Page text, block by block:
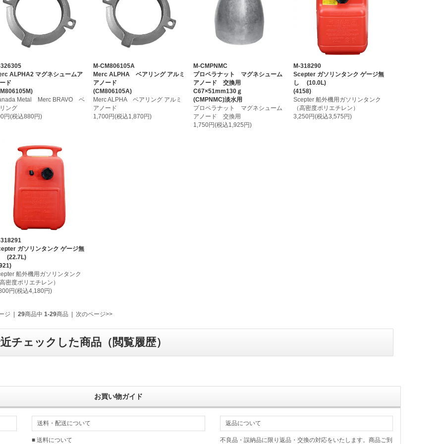
326305
ALPHA2 マグネシュームア
ド
Metal Merc BRAVO ベ
ング
円(税込880円)
M-CM806105A
Merc ALPHA ベアリング アルミ
アノード
(CM806105A)
Merc ALPHA ベアリング アルミ
アノード
1,700円(税込1,870円)
M-CMPNMC
プロペラナット マグネシューム
アノード 交換用
C67×51mm130ｇ
(CMPNMC)淡水用
プロペラナット マグネシューム
アノード 交換用
1,750円(税込1,925円)
M-318290
Scepter ガソリンタンク ゲージ無
し (10.0L)
(4158)
Scepter 船外機用ガソリンタンク
（高密度ポリエチレン）
3,250円(税込3,575円)
ガソリンタンク ゲージ無
(22.7L)
船外機用ガソリンタンク
高密度ポリエチレン）
円(税込4,180円)
ジ | 29商品中 1-29商品 | 次のページ>>
チェックした商品（閲覧履歴）
お買い物ガイド
送料・配送について
■ 送料について
返品について
不良品・誤納品に限り返品・交換の対応をいたします。商品ご到